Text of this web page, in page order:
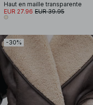
Haut en maille transparente
EUR 27.96 EUR 39.95
-30%